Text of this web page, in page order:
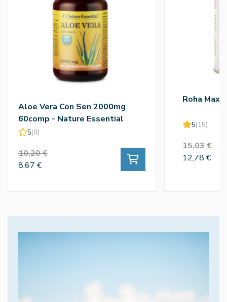
Aloe Vera Con Sen 2000mg
60comp - Nature Essential
5(0)
10,20 €
8,67 €
Roha Max
5(15)
15,03 €
12,78 €